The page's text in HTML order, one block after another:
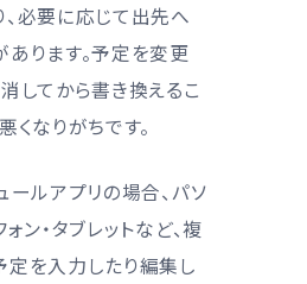
必要に応じて出先へ
ります。予定を変更
してから書き換えるこ
くなりがちです。
ールアプリの場合、パソ
ン・タブレットなど、複
を入力したり編集し